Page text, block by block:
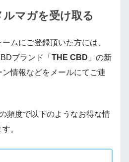
マガを受け取る
ムにご登録頂いた方には、
ブランド「 THE CBD 」の新
情報などをメールにてご連
頻度で以下のようなお得な情
。